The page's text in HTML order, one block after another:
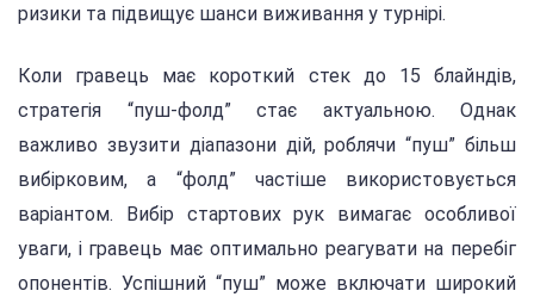
ризики та підвищує шанси виживання у турнірі.
Коли гравець має короткий стек до 15 блайндів,
стратегія “пуш-фолд” стає актуальною. Однак
важливо звузити діапазони дій, роблячи “пуш” більш
вибірковим, а “фолд” частіше використовується
варіантом. Вибір стартових рук вимагає особливої
уваги, і гравець має оптимально реагувати на перебіг
опонентів. Успішний “пуш” може включати широкий